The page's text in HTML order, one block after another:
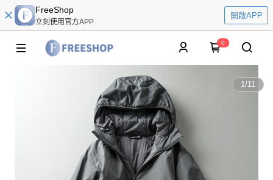
FreeShop
立刻使用官方APP
開啟APP
0
1/11